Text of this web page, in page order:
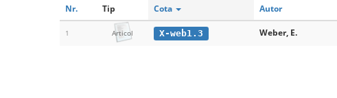
Nr. Tip Cota Autor
1 Articol X-web1.3 Weber, E.